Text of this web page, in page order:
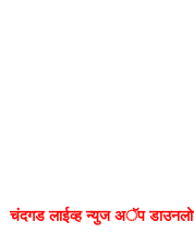
चंदगड लाईव्ह न्युज अॅप